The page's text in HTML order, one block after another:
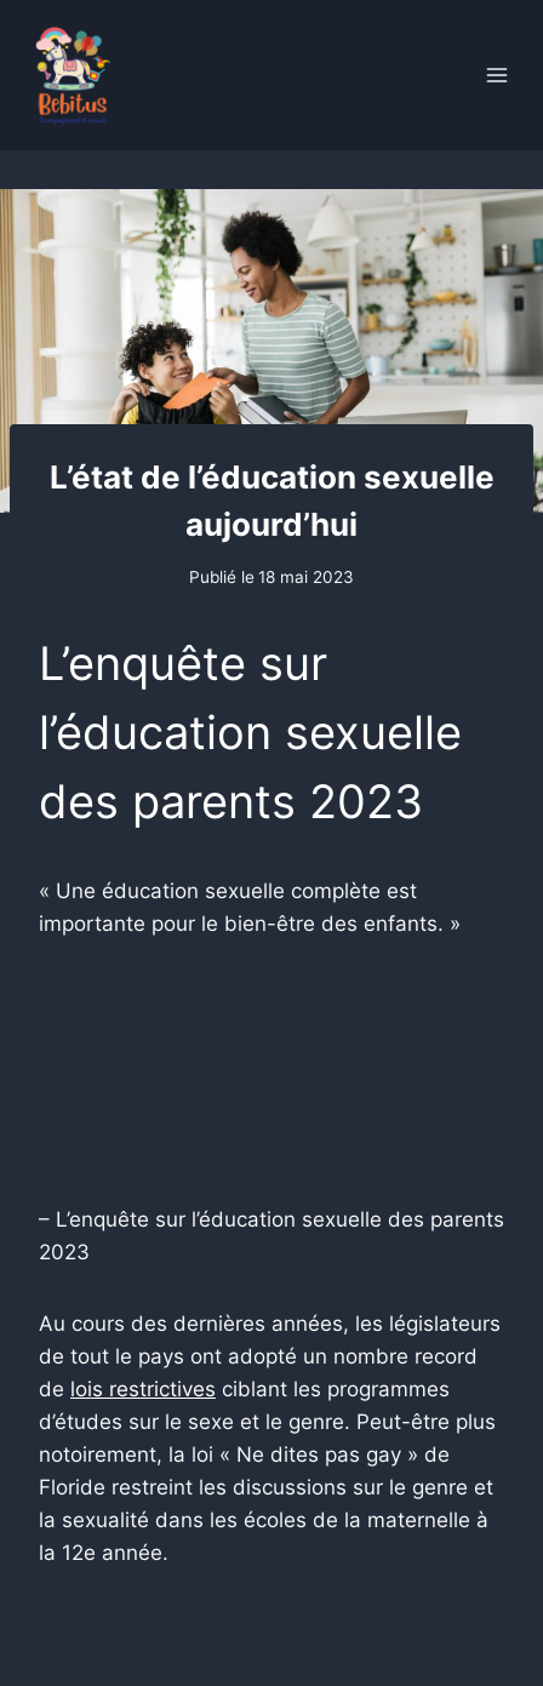
content
L’état de l’éducation sexuelle
aujourd’hui
Publié le18 mai 2023
L’enquête sur
l’éducation sexuelle
des parents 2023
« Une éducation sexuelle complète est
importante pour le bien-être des enfants. »
– L’enquête sur l’éducation sexuelle des parents
2023
Au cours des dernières années, les législateurs
de tout le pays ont adopté un nombre record
de lois restrictives ciblant les programmes
d’études sur le sexe et le genre. Peut-être plus
notoirement, la loi « Ne dites pas gay » de
Floride restreint les discussions sur le genre et
la sexualité dans les écoles de la maternelle à
la 12e année.